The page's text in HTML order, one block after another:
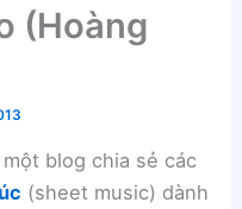
(Hoàng
một blog chia sẻ các
(sheet music) dành